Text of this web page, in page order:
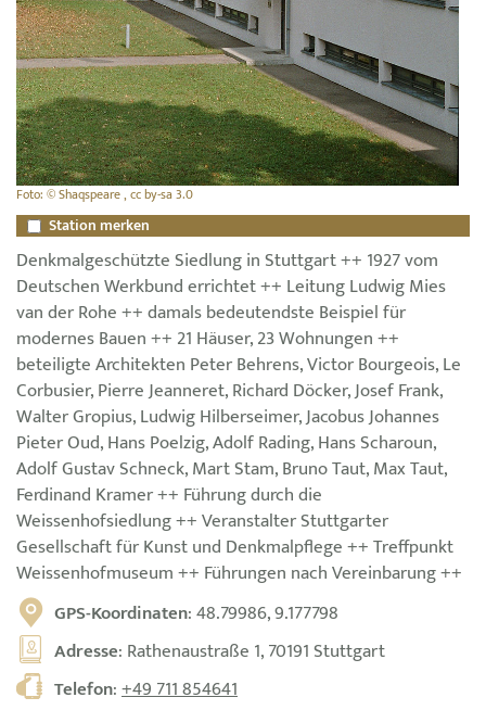
Foto: © Shaqspeare , cc by-sa 3.0
Station merken
Denkmalgeschützte Siedlung in Stuttgart ++ 1927 vom
Deutschen Werkbund errichtet ++ Leitung Ludwig Mies
van der Rohe ++ damals bedeutendste Beispiel für
modernes Bauen ++ 21 Häuser, 23 Wohnungen ++
beteiligte Architekten Peter Behrens, Victor Bourgeois, Le
Corbusier, Pierre Jeanneret, Richard Döcker, Josef Frank,
Walter Gropius, Ludwig Hilberseimer, Jacobus Johannes
Pieter Oud, Hans Poelzig, Adolf Rading, Hans Scharoun,
Adolf Gustav Schneck, Mart Stam, Bruno Taut, Max Taut,
Ferdinand Kramer ++ Führung durch die
Weissenhofsiedlung ++ Veranstalter Stuttgarter
Gesellschaft für Kunst und Denkmalpflege ++ Treffpunkt
Weissenhofmuseum ++ Führungen nach Vereinbarung ++
GPS-Koordinaten: 48.79986, 9.177798
Adresse: Rathenaustraße 1, 70191 Stuttgart
Telefon:+49 711 854641